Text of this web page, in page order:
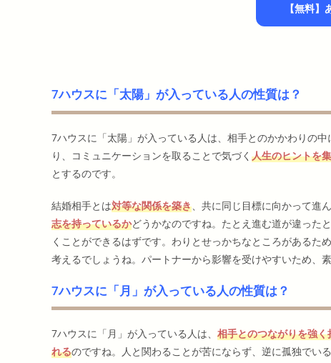
【無料
7ハウスに「太陽」が入っている人の性質は？
7ハウスに「太陽」が入っている人は、相手とのかかわりの中
り、コミュニケーションを取ることで気づく 人生のヒントを
とするのです。
結婚相手とは対等な関係を築き 、共に同じ目標に向かって
志を持っているかどうかなのですね。たとえ進む道が違った
くことができるはずです。わりとせっかちなところがあるた
考えるでしょうね。パートナーから影響を受けやすいため、
7ハウスに「月」が入っている人の性質は？
7ハウスに「月」が入っている人は、 相手とのつながりを強く
れるのですね。人と関わることが苦にならず、逆に孤独でい